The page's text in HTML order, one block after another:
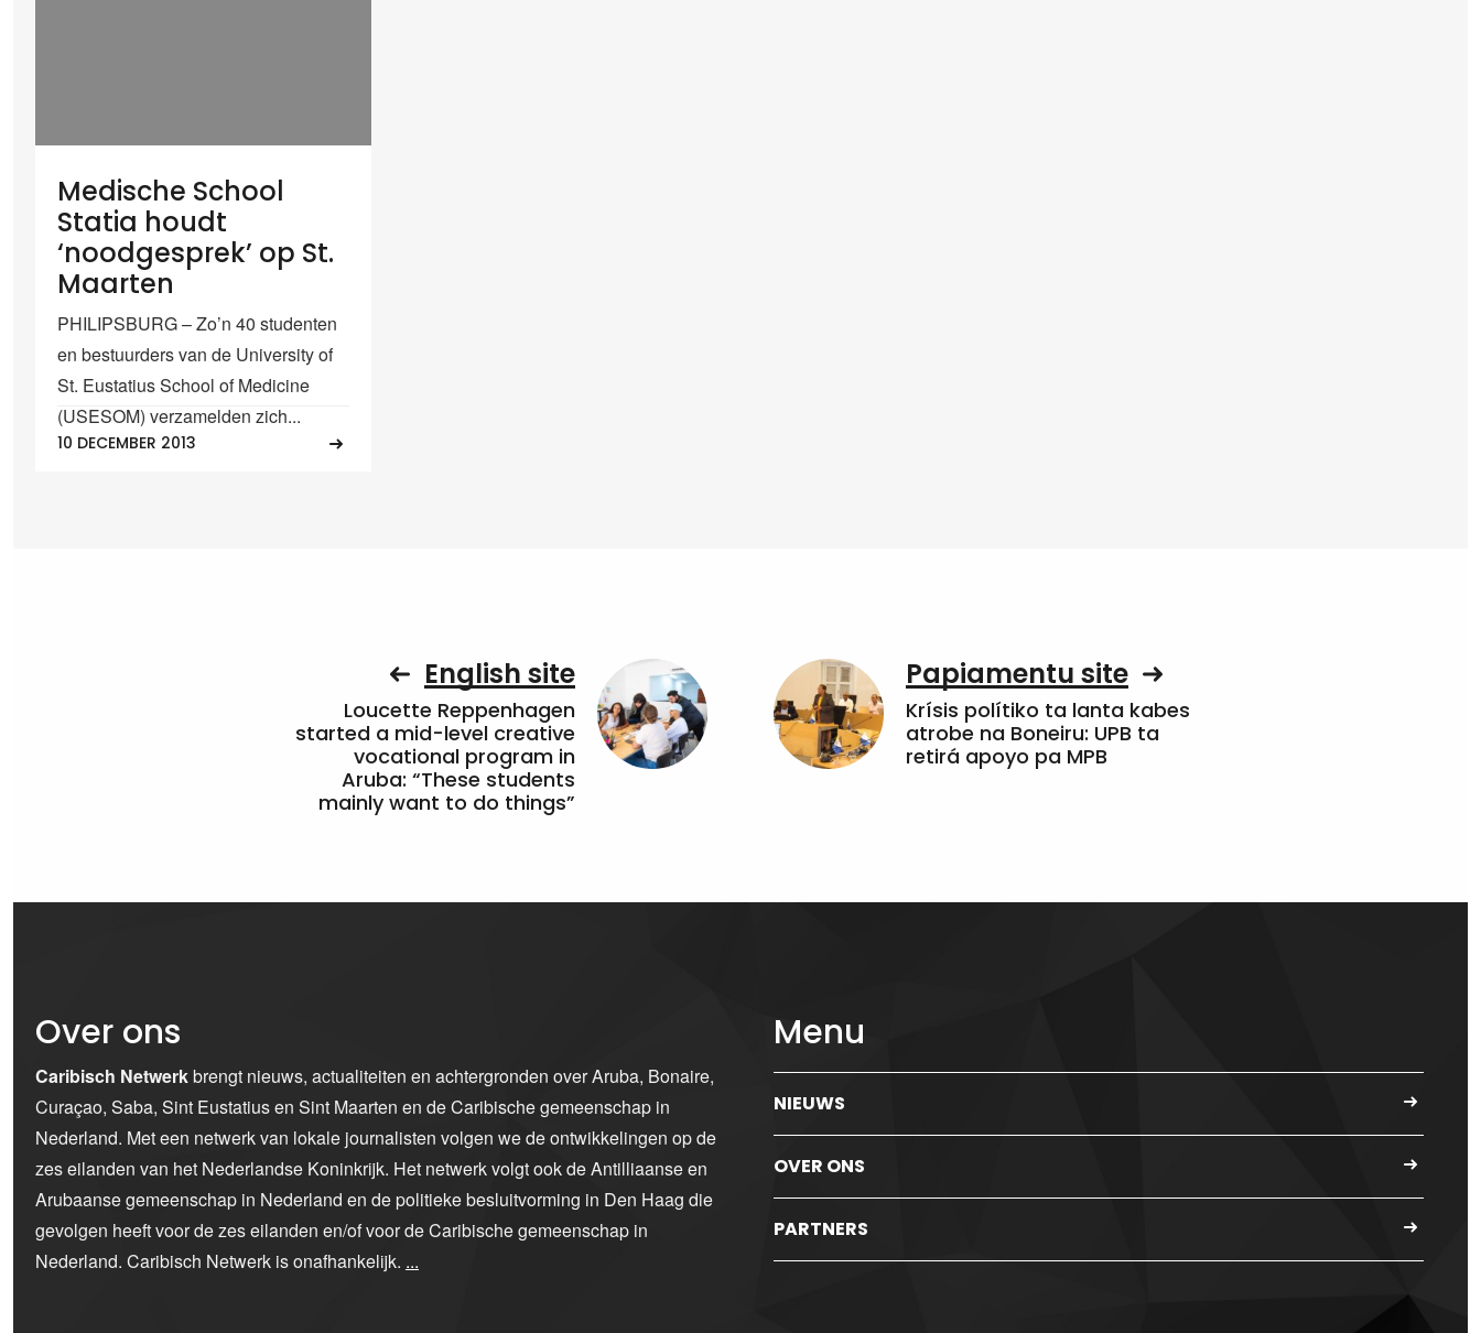
Medische School
Statia houdt
‘noodgesprek’ op St.
Maarten
PHILIPSBURG – Zo’n 40 studenten
en bestuurders van de University of
St. Eustatius School of Medicine
(USESOM) verzamelden zich...
10 DECEMBER 2013
English site
Loucette Reppenhagen
started a mid-level creative
vocational program in
Aruba: “These students
mainly want to do things”
Papiamentu site
Krísis polítiko ta lanta kabes
atrobe na Boneiru: UPB ta
retirá apoyo pa MPB
Over ons
Caribisch Netwerkbrengt nieuws, actualiteiten en achtergronden over Aruba, Bonaire,
Curaçao, Saba, Sint Eustatius en Sint Maarten en de Caribische gemeenschap in
Nederland. Met een netwerk van lokale journalisten volgen we de ontwikkelingen op de
zes eilanden van het Nederlandse Koninkrijk. Het netwerk volgt ook de Antilliaanse en
Arubaanse gemeenschap in Nederland en de politieke besluitvorming in Den Haag die
gevolgen heeft voor de zes eilanden en/of voor de Caribische gemeenschap in
Nederland. Caribisch Netwerk is onafhankelijk. ...
Menu
NIEUWS
OVER ONS
PARTNERS